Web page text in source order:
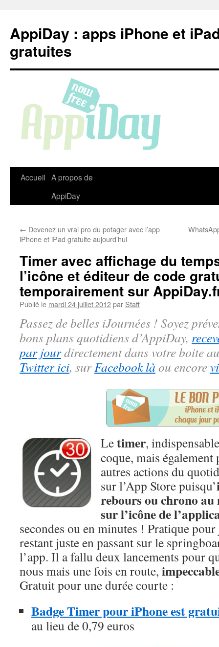
contenu
AppiDay : apps iPhone et
gratuites
Accueil A propos de
AppiDay
← Devenez un vrai pro du potager avec l’app
iPhone et iPad gratuite aujourd’hui
Timer avec affichage du
l’icône et éditeur de code
temporairement sur
Publié le mardi 24 juillet 2012par Staff
Passez de belles iJournées ! Soyez
bons plans quotidiens d’AppiDay,
par jourdirectement dans votre boite
Twitter ici, surFacebook là ou encore
Letimer,
coque, mais
autres actions du
sur l’App Store puisqu’
rebours ou chrono au
sur l’icône de
secondes ou en minutes ! Pratique
restant juste en passant sur le
l’app. Il a fallu deux lancements pour
nous mais une fois en route,
Gratuit pour une durée courte :
Badge Timer pour iPhone est
au lieu de 0,79 euros